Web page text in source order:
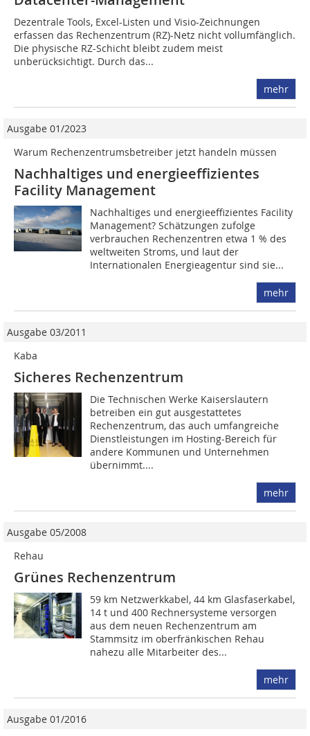
Dezentrale Tools, Excel-Listen und Visio-Zeichnungen
erfassen das Rechenzentrum (RZ)-Netz nicht vollumfänglich.
Die physische RZ-Schicht bleibt zudem meist
unberücksichtigt. Durch das...
mehr
Ausgabe 01/2023
Warum Rechenzentrumsbetreiber jetzt handeln müssen
Nachhaltiges und energieeffizientes
Facility Management
Nachhaltiges und energie­effizien­tes Facility
Management? Schätzungen zufolge
verbrauchen Re­chen­zentren etwa 1 % des
weltweiten Stroms, und laut der
Internationalen Energieagentur sind sie...
mehr
Ausgabe 03/2011
Kaba
Sicheres Rechenzentrum
Die Technischen Werke Kaiserslautern
betreiben ein gut aus­gestattetes
Rechenzentrum, das auch umfangreiche
Dienst­leistungen im Hosting-Bereich für
andere Kommunen und ­Unternehmen
übernimmt....
mehr
Ausgabe 05/2008
Rehau
Grünes Rechenzentrum
59 km Netzwerkkabel, 44 km Glasfaserkabel,
14 t und 400 Rechnersysteme versorgen
aus dem neuen Rechenzentrum am
Stammsitz im oberfränkischen ­Rehau
nahezu alle Mitarbeiter des...
mehr
Ausgabe 01/2016